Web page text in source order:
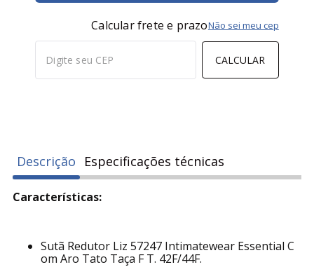
Calcular frete e prazo
CALCULAR
Não sei meu cep
Descrição Especificações técnicas
Características:
Sutã Redutor Liz 57247 Intimatewear Essential C
om Aro Tato Taça F T. 42F/44F.